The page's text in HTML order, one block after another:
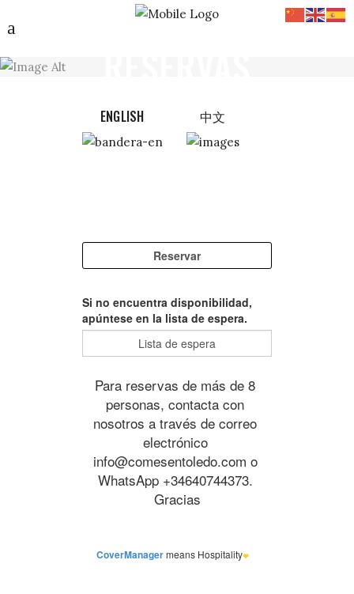
ENGLISH 中文